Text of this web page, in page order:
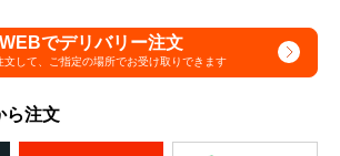
WEBでデリバリー注文
して、 ご指定の場所でお受け取りできます
ら注文